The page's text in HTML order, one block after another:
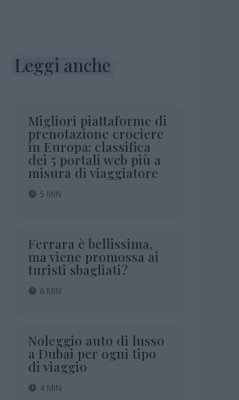
Leggi anche
Migliori piattaforme di
prenotazione crociere
in Europa: classifica
dei 5 portali web più a
misura di viaggiatore
5 MIN
Ferrara è bellissima,
ma viene promossa ai
turisti sbagliati?
6 MIN
Noleggio auto di lusso
a Dubai per ogni tipo
di viaggio
4 MIN